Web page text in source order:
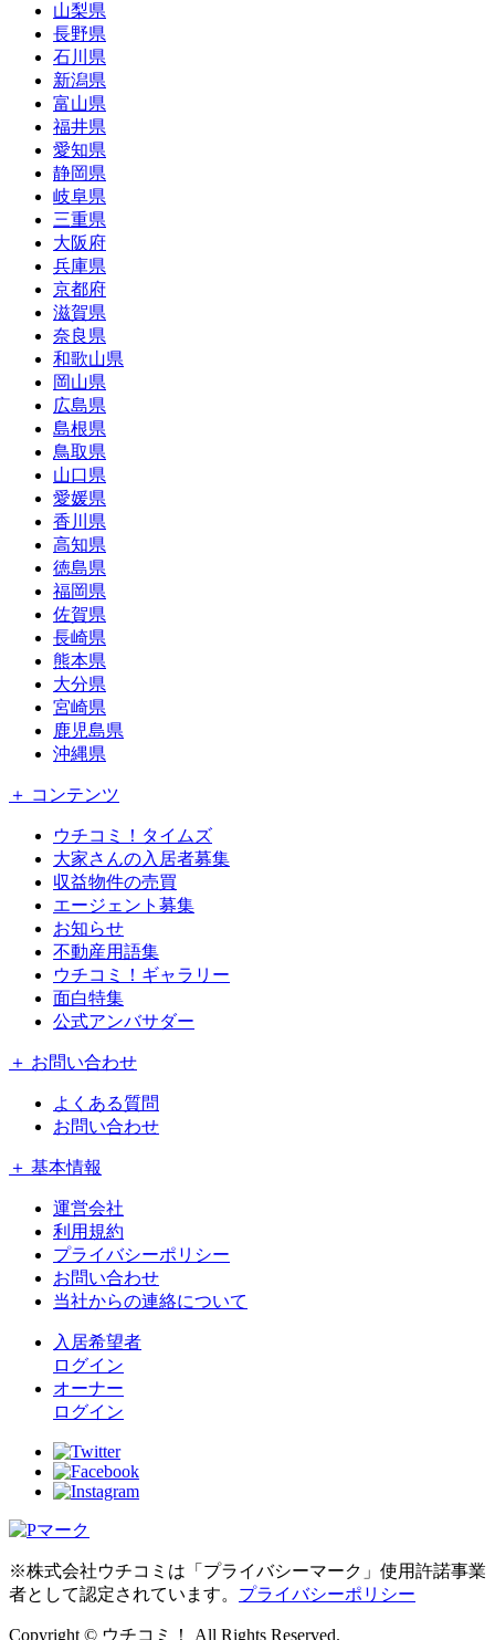
山梨県
長野県
石川県
新潟県
富山県
福井県
愛知県
静岡県
岐阜県
三重県
大阪府
兵庫県
京都府
滋賀県
奈良県
和歌山県
岡山県
広島県
島根県
鳥取県
山口県
愛媛県
香川県
高知県
徳島県
福岡県
佐賀県
長崎県
熊本県
大分県
宮崎県
鹿児島県
沖縄県
＋ コンテンツ
ウチコミ！タイムズ
大家さんの入居者募集
収益物件の売買
エージェント募集
お知らせ
不動産用語集
ウチコミ！ギャラリー
面白特集
公式アンバサダー
＋ お問い合わせ
よくある質問
お問い合わせ
＋ 基本情報
運営会社
利用規約
プライバシーポリシー
お問い合わせ
当社からの連絡について
入居希望者
ログイン
オーナー
ログイン
※株式会社ウチコミは「プライバシーマーク」使用許諾事業
者として認定されています。 プライバシーポリシー
Copyright © ウチコミ！ All Rights Reserved.